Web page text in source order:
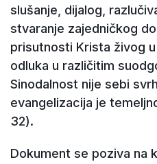
slušanje, dijalog,
stvaranje zajedničkog
prisutnosti Krista živog
odluka u različitim
Sinodalnost nije sebi
evangelizacija je
32).
Dokument se poziva na